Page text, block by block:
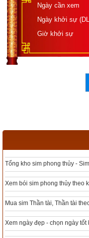
Kinh dịch của
Ứng Dụng 64
Kinh dịch trọn bộ
Tìm hiểu nhân
Bí ẩn vạn sự
Kinh dịch – Đạo
Ứng dụng 64
Kinh dịch ứng
Kinh dịch diễn
Lược giải kinh
Ngày cần xem
Ngày khởi sự
Giờ khởi sự
Tổng kho sim phong thủy -
Xem bói sim phong thủy theo
Mua sim Thần tài, Thần tài
Xem ngày đẹp - chọn ngày